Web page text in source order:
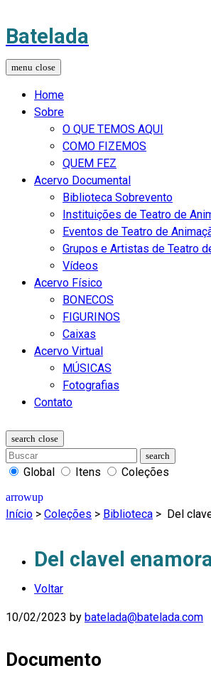
Batelada
Home
Sobre
O QUE TEMOS AQUI
COMO FIZEMOS
QUEM FEZ
Acervo Documental
Biblioteca Sobrevento
Instituições de Teatro de
Eventos de Teatro de
Grupos e Artistas de Teatro
Vídeos
Acervo Físico
BONECOS
FIGURINOS
Caixas
Acervo Virtual
MÚSICAS
Fotografias
Contato
Global Itens Coleções
Início > Coleções > Biblioteca > Del
Del clavel
Voltar
10/02/2023 by batelada@batelada.com
Documento